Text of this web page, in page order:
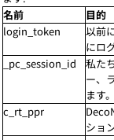
名前
目的
login_token
以前
にロ
_pc_session_id
私た
ー、
ます。
c_rt_ppr
ショ